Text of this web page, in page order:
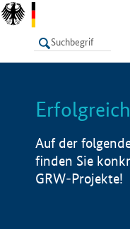
LISTE
Auf der
finden Sie
GRW-Projekte!